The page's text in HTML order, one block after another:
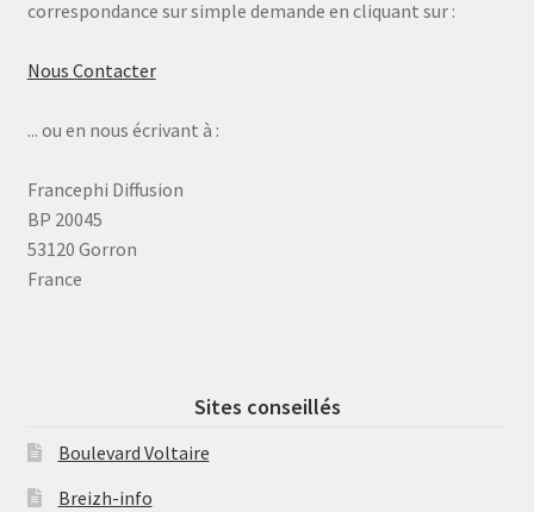
correspondance sur simple demande en cliquant sur :
Nous Contacter
... ou en nous écrivant à :
Francephi Diffusion
BP 20045
53120 Gorron
France
Sites conseillés
Boulevard Voltaire
Breizh-info